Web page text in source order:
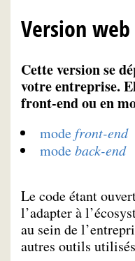
Version web
Cette version se
votre entreprise.
front-end ou en
modefront-end
modeback-end
Le code étant
l’adapter à
au sein de
autres outils